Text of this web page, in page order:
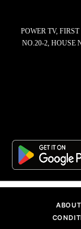
POWER TV,
NO.20-2, HOUSE